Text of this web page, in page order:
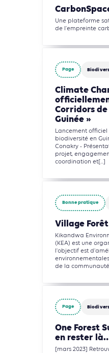
Une plateforme
de l'empreinte
Page
Climate
Corridors
Guinée »
Lancement
biodiversité en
Conakry -
projet,
coordination et[...]
Bonne pratique
Village Forêt
Kikandwa
(KEA) est une
l'objectif est
de la
Page
One Forest
en rester
[mars 2023]